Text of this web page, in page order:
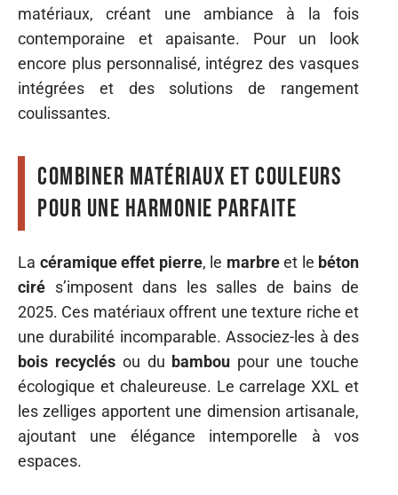
matériaux, créant une ambiance à la fois
contemporaine et apaisante. Pour un look
encore plus personnalisé, intégrez des vasques
intégrées et des solutions de rangement
coulissantes.
Combiner matériaux et couleurs
pour une harmonie parfaite
La céramique effet pierre, le marbreet le béton
ciré s’imposent dans les salles de bains de
2025. Ces matériaux offrent une texture riche et
une durabilité incomparable. Associez-les à des
bois recyclésou du bambou pour une touche
écologique et chaleureuse. Le carrelage XXL et
les zelliges apportent une dimension artisanale,
ajoutant une élégance intemporelle à vos
espaces.